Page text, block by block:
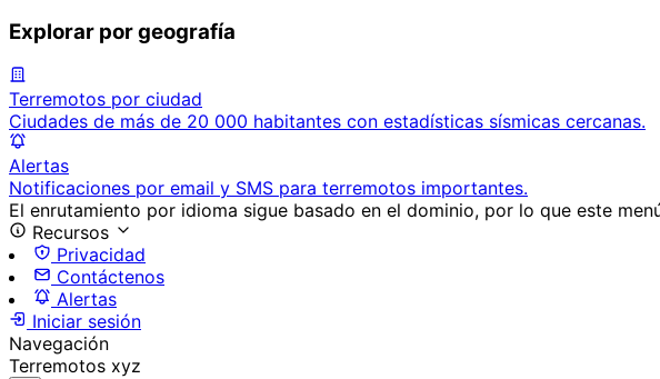
Explorar por geografía
Terremotos por ciudad
Ciudades de más de 20 000 habitantes con estadísticas sísmicas cercanas.
Alertas
Notificaciones por email y SMS para terremotos importantes.
El enrutamiento por idioma sigue basado en el dominio, por lo que este
Recursos
Privacidad
Contáctenos
Alertas
Iniciar sesión
Navegación
Terremotos xyz